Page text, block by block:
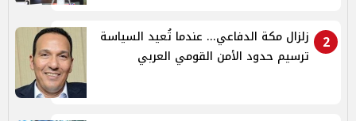
2
زلزال مكة الدفاعي... عندما تُعيد السياسة
ترسيم حدود الأمن القومي العربي